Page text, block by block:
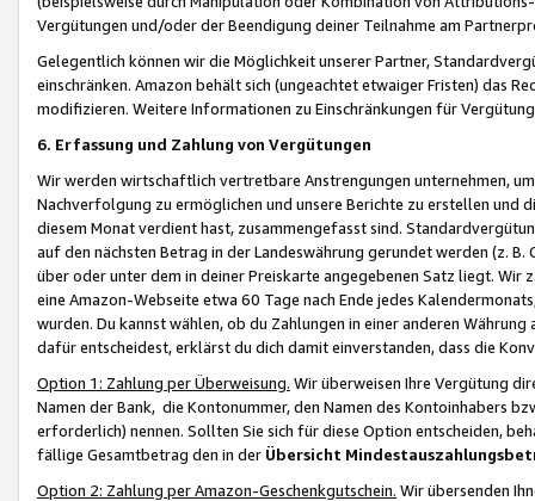
Vergütungen und/oder der Beendigung deiner Teilnahme am
Gelegentlich können wir die Möglichkeit unserer Partner,
einschränken. Amazon behält sich (ungeachtet etwaiger Fristen) das
modifizieren. Weitere Informationen zu Einschränkungen für
6. Erfassung und Zahlung von Vergütungen
Wir werden wirtschaftlich vertretbare Anstrengungen unternehmen,
Nachverfolgung zu ermöglichen und unsere Berichte zu erstellen und
diesem Monat verdient hast, zusammengefasst sind.
auf den nächsten Betrag in der Landeswährung gerundet werden (z.
über oder unter dem in deiner Preiskarte angegebenen Satz liegt.
eine Amazon-Webseite etwa 60 Tage nach Ende jedes
wurden. Du kannst wählen, ob du Zahlungen in einer anderen
dafür entscheidest, erklärst du dich damit einverstanden, dass die
Option 1: Zahlung per Überweisung. Wir überweisen Ihre Vergütung
Namen der Bank, die Kontonummer, den Namen des Kontoinhabers
erforderlich) nennen. Sollten Sie sich für diese Option entscheiden,
fällige Gesamtbetrag den in der Übersicht
Option 2: Zahlung per Amazon-Geschenkgutschein. Wir übersenden